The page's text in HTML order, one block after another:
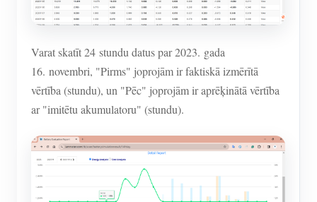
Varat skatīt 24 stundu datus par 2023. gada
16. novembri, "Pirms" joprojām ir faktiskā izmērītā
vērtība (stundu), un "Pēc" joprojām ir aprēķinātā vērtība
ar "imitētu akumulatoru" (stundu).